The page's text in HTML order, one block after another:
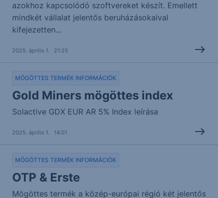
azokhoz kapcsolódó szoftvereket készít. Emellett
mindkét vállalat jelentős beruházásokaival
kifejezetten...
2025. április 1. 21:25
MÖGÖTTES TERMÉK INFORMÁCIÓK
Gold Miners mögöttes index
Solactive GDX EUR AR 5% Index leírása
2025. április 1. 14:01
MÖGÖTTES TERMÉK INFORMÁCIÓK
OTP & Erste
Mögöttes termék a közép-európai régió két jelentős